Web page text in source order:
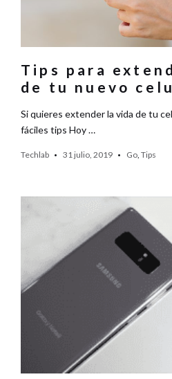
Tips para
de tu nuevo
Si quieres extender la vida de tu
fáciles tips Hoy …
Techlab 31 julio, 2019 Go, Tips